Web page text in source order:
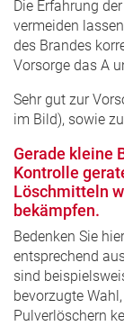
Die Erfahrung
vermeiden
des Brandes
Vorsorge das A
Sehr gut zur
im Bild), sowie
Gerade kleine
Kontrolle
Löschmitteln
bekämpfen.
Bedenken Sie
entsprechend
sind
bevorzugte
Pulverlöschern